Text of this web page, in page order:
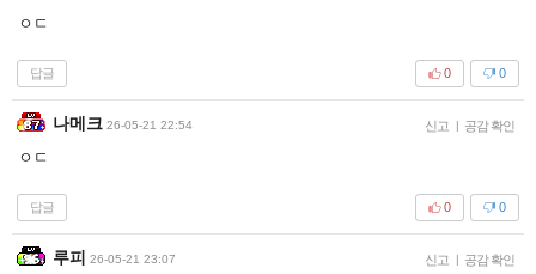
ㅇㄷ
답글 0
0
나메크 26-05-21 22:54 신고 | 공감 확인
ㅇㄷ
답글 0
0
루피 26-05-21 23:07 신고 | 공감 확인